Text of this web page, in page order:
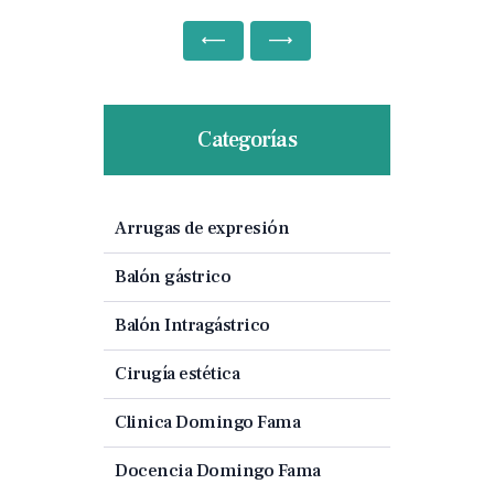
Categorías
Arrugas de expresión
Balón gástrico
Balón Intragástrico
Cirugía estética
Clinica Domingo Fama
Docencia Domingo Fama